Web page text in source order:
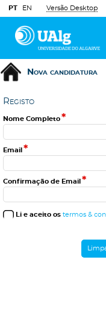
PT EN Versão Desktop
Nova candidatura
Registo
Nome Completo*
Email *
Confirmação de Email *
Li e aceito os termos &